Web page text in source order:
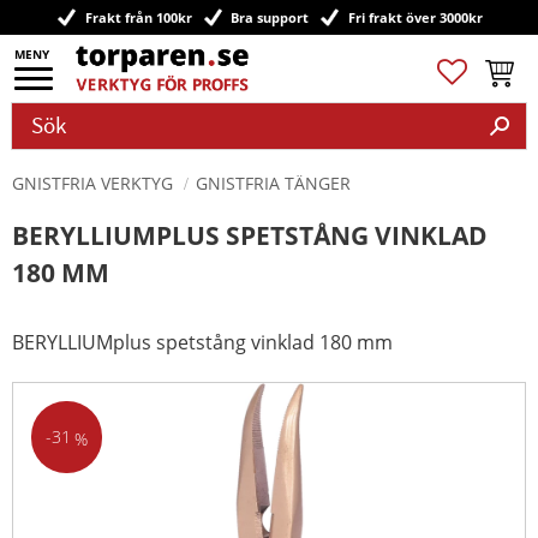
Meny
Frakt från 100kr Bra support Fri frakt över 3000kr
Favoriter
GNISTFRIA VERKTYG GNISTFRIA TÄNGER
BERYLLIUMPLUS SPETSTÅNG VINKLAD
180 MM
BERYLLIUMplus spetstång vinklad 180 mm
31 %